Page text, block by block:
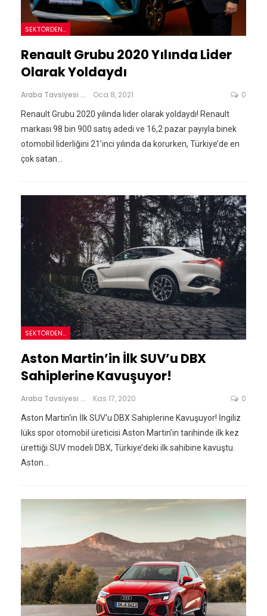
SEKTÖRDEN...
Renault Grubu 2020 Yılında Lider
Olarak Yoldaydı
Araba Tavsiyesi Oca 8, 2021 0
Renault Grubu 2020 yılında lider olarak yoldaydı! Renault
markası 98 bin 900 satış adedi ve 16,2 pazar payıyla binek
otomobil liderliğini 21’inci yılında da korurken, Türkiye’de en
çok satan…
SEKTÖRDEN...
Aston Martin’in İlk SUV’u DBX
Sahiplerine Kavuşuyor!
Araba Tavsiyesi Kas 17, 2020 0
Aston Martin'in İlk SUV'u DBX Sahiplerine Kavuşuyor! İngiliz
lüks spor otomobil üreticisi Aston Martin’in tarihinde ilk kez
ürettiği SUV modeli DBX, Türkiye’deki ilk sahibine kavuştu.
Aston…